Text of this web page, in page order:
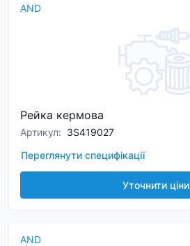
AND
Рейка кермова
Артикул: 3S419027
Переглянути специфікації
Уточнити ціни
AND